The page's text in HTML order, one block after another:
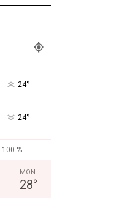
24°
24°
100 %
MON
28°